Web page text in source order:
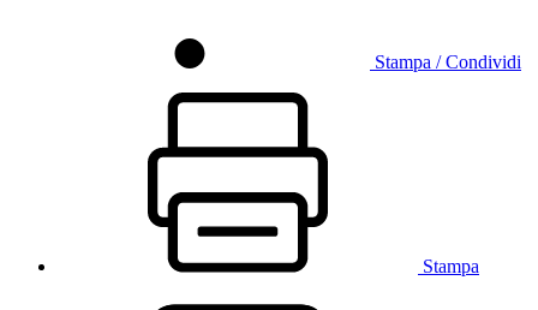
Stampa / Condividi
Stampa